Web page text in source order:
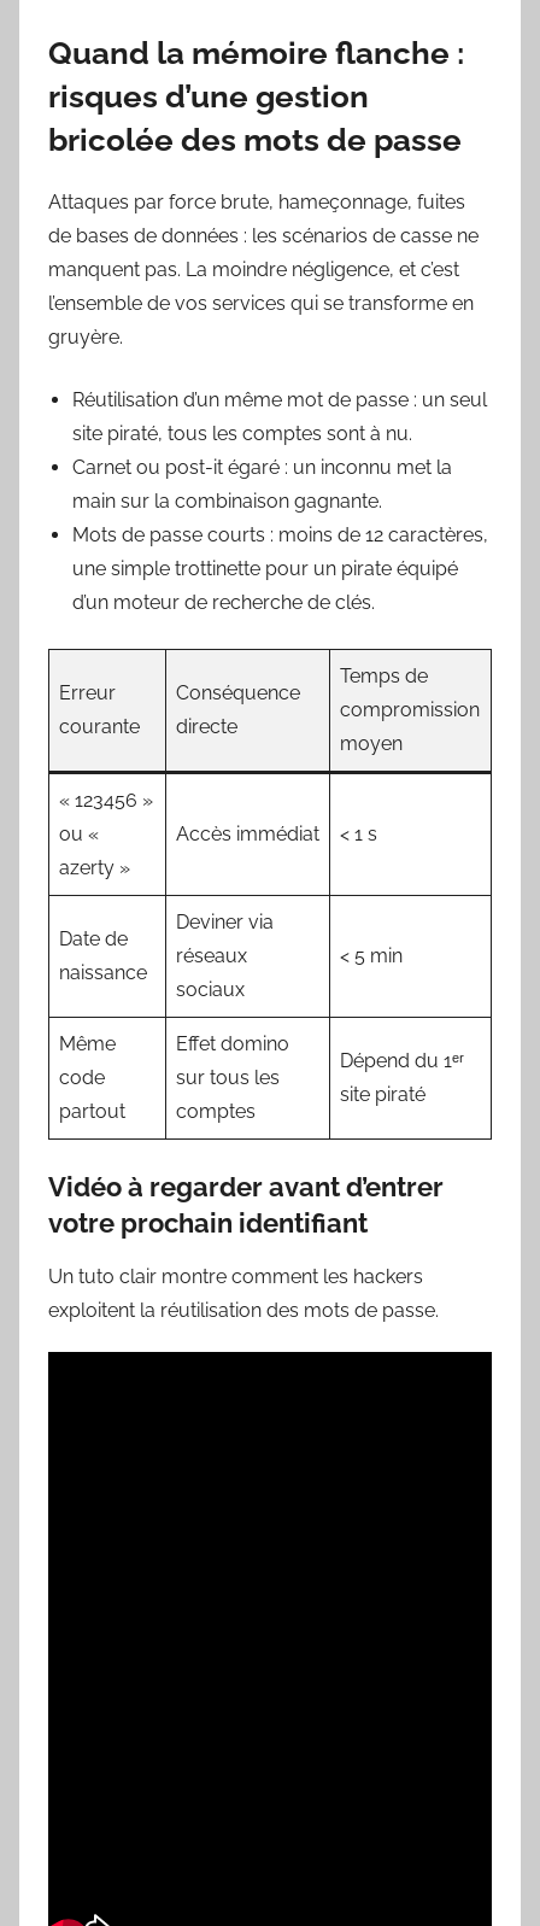
Quand la mémoire flanche :
risques d’une gestion
bricolée des mots de passe
Attaques par force brute, hameçonnage, fuites
de bases de données : les scénarios de casse ne
manquent pas. La moindre négligence, et c’est
l’ensemble de vos services qui se transforme en
gruyère.
Réutilisation d’un même mot de passe : un seul
site piraté, tous les comptes sont à nu.
Carnet ou post-it égaré : un inconnu met la
main sur la combinaison gagnante.
Mots de passe courts : moins de 12 caractères,
une simple trottinette pour un pirate équipé
d’un moteur de recherche de clés.
Erreur
courante
Conséquence
directe
Temps de
compromission
moyen
« 123456 »
ou «
azerty »
Accès immédiat < 1 s
Date de
naissance
Deviner via
réseaux
sociaux
< 5 min
Même
code
partout
Effet domino
sur tous les
comptes
Dépend du 1ᵉʳ
site piraté
Vidéo à regarder avant d’entrer
votre prochain identifiant
Un tuto clair montre comment les hackers
exploitent la réutilisation des mots de passe.